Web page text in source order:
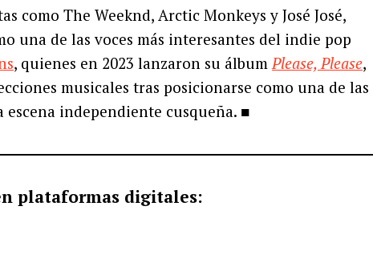
como The Weeknd, Arctic Monkeys y José José,
una de las voces más interesantes del indie pop
, quienes en 2023 lanzaron su álbumPlease, Please,
musicales tras posicionarse como una de las
escena independiente cusqueña. ■
plataformas digitales: